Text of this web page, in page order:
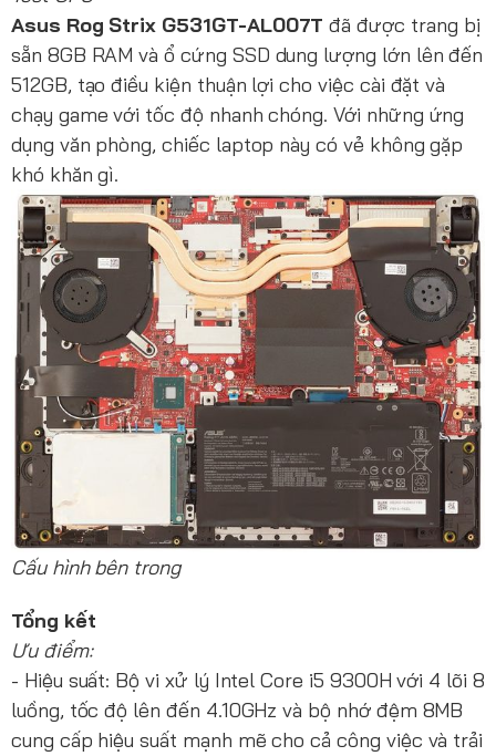
Asus Rog Strix G531GT-AL007Tđã được trang bị
sẵn 8GB RAM và ổ cứng SSD dung lượng lớn lên đến
512GB, tạo điều kiện thuận lợi cho việc cài đặt và
chạy game với tốc độ nhanh chóng. Với những ứng
dụng văn phòng, chiếc laptop này có vẻ không gặp
khó khăn gì.
Cấu hình bên trong
Tổng kết
Ưu điểm:
- Hiệu suất: Bộ vi xử lý Intel Core i5 9300H với 4 lõi 8
luồng, tốc độ lên đến 4.10GHz và bộ nhớ đệm 8MB
cung cấp hiệu suất mạnh mẽ cho cả công việc và trải